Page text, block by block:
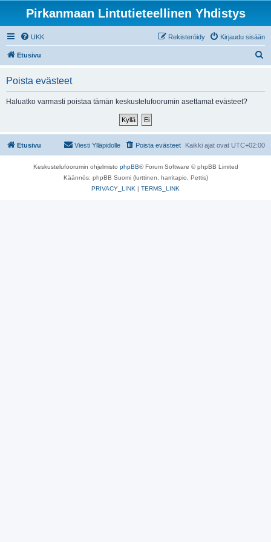
Pirkanmaan Lintutieteellinen Yhdistys
UKK Kirjaudu sisään
Rekisteröidy
Etusivu
Poista evästeet
Haluatko varmasti poistaa tämän keskustelufoorumin asettamat evästeet?
Etusivu Kaikki ajat ovat UTC+02:00
Poista evästeet
Viesti Ylläpidolle
Keskustelufoorumin ohjelmisto phpBB® Forum Software © phpBB Limited
Käännös: phpBB Suomi (lurttinen, harritapio, Pettis)
PRIVACY_LINK | TERMS_LINK